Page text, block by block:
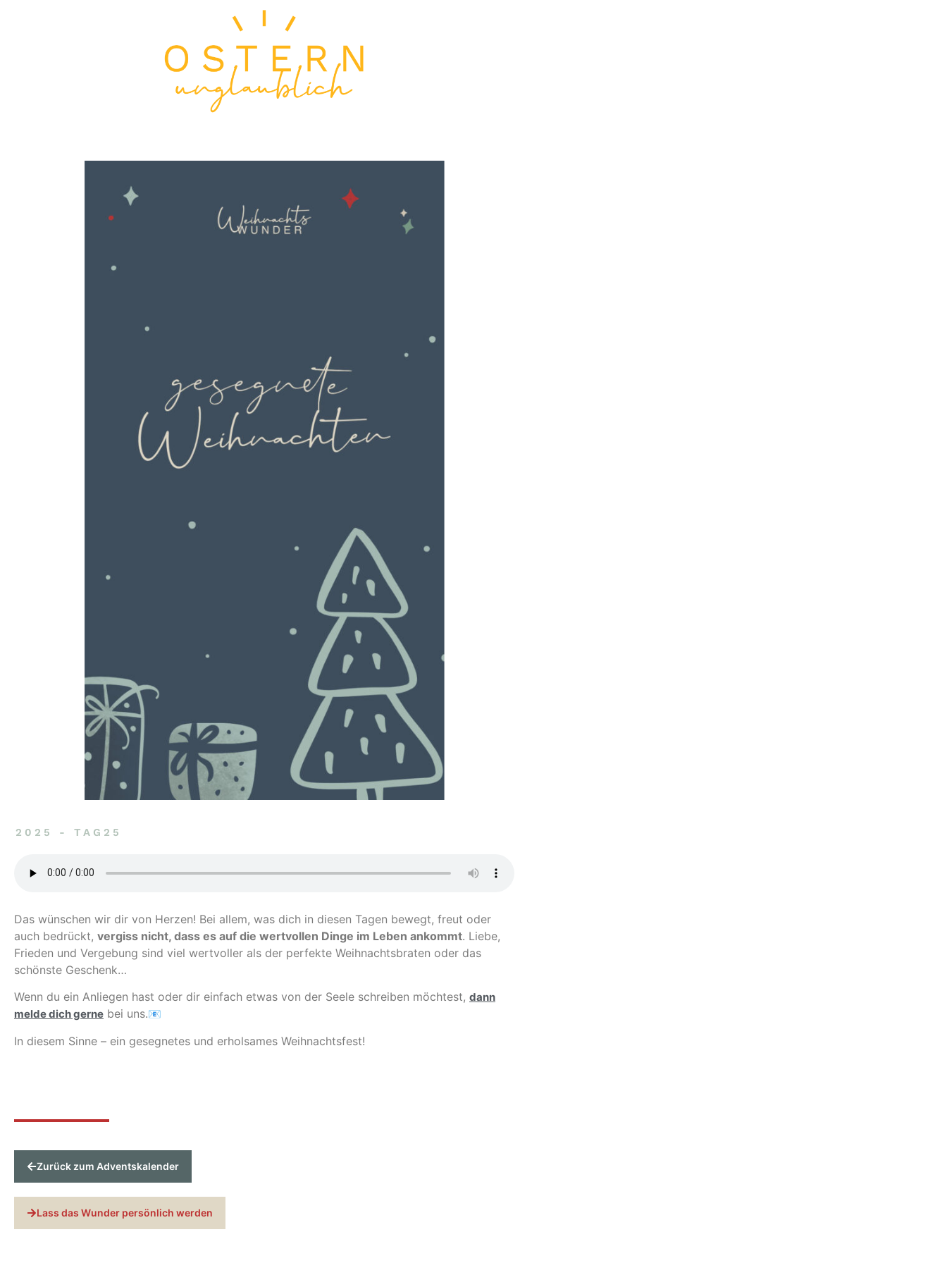
2025 - TAG25
Das wünschen wir dir von Herzen! Bei allem, was dich in diesen Tagen bewegt, freut oder
auch bedrückt, vergiss nicht, dass es auf die wertvollen Dinge im Leben ankommt. Liebe,
Frieden und Vergebung sind viel wertvoller als der perfekte Weihnachtsbraten oder das
schönste Geschenk…
Wenn du ein Anliegen hast oder dir einfach etwas von der Seele schreiben möchtest, dann
melde dich gerne bei uns.📧
In diesem Sinne – ein gesegnetes und erholsames Weihnachtsfest!
Zurück zum Adventskalender
Lass das Wunder persönlich werden